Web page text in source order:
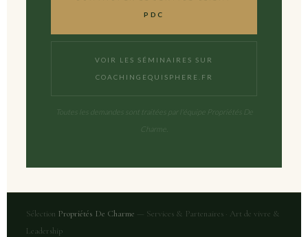
PDC
VOIR LES SÉMINAIRES SUR
COACHINGEQUISPHERE.FR
Toutes les demandes sont traitées par l'équipe Propriétés De
Charme.
Sélection Propriétés De Charme — Services & Partenaires · Art de vivre &
Leadership